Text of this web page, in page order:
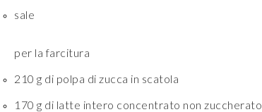
sale
per la farcitura
210 g di polpa di zucca in scatola
170 g di latte intero concentrato non zuccherato